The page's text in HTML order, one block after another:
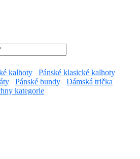
kalhoty
Pánské klasické kalhoty
Pánské bundy
Dámská trička
kategorie